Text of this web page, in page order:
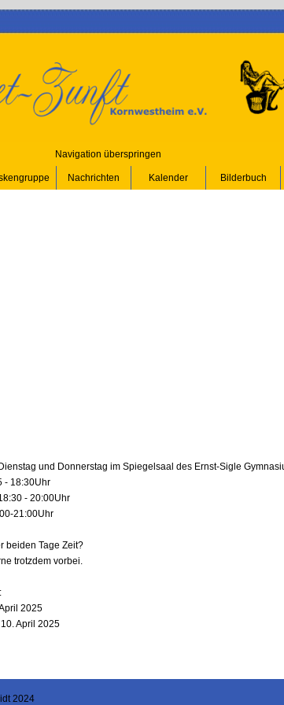
Navigation überspringen
Nachrichten Kalender Bilderbuch
und Donnerstag im Spiegelsaal des Ernst-Sigle
- 18:30Uhr
- 20:00Uhr
21:00Uhr
beiden Tage Zeit?
trotzdem vorbei.
2025
April 2025
2024